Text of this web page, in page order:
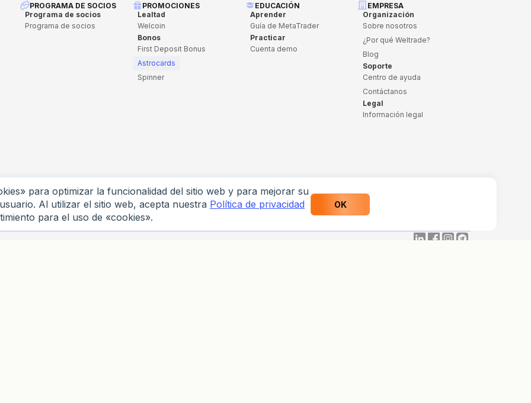
PROGRAMA DE SOCIOS
Programa de socios
Programa de socios
PROMOCIONES
Lealtad
Welcoin
Bonos
First Deposit Bonus
Astrocards
Spinner
EDUCACIÓN
Aprender
Guía de MetaTrader
Practicar
Cuenta demo
EMPRESA
Organización
Sobre nosotros
¿Por qué Weltrade?
Blog
Soporte
Centro de ayuda
Contáctanos
Legal
Información legal
para optimizar la funcionalidad del sitio web y para mejorar su
Al utilizar el sitio web, acepta nuestra Política de privacidad
para el uso de «cookies».
OK